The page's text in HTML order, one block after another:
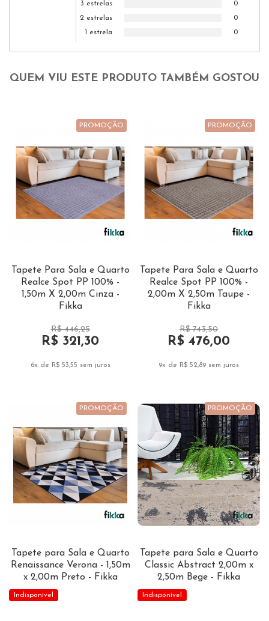
3 estrelas
0
2 estrelas
0
1 estrela
0
QUEM VIU ESTE PRODUTO TAMBÉM GOSTOU
PROMOÇÃO
Tapete Para Sala e Quarto
Realce Spot PP 100% -
1,50m X 2,00m Cinza -
Fikka
R$ 446,25
R$ 321,30
6x de R$ 53,55 sem juros
PROMOÇÃO
Tapete Para Sala e Quarto
Realce Spot PP 100% -
2,00m X 2,50m Taupe -
Fikka
R$ 743,50
R$ 476,00
9x de R$ 52,89 sem juros
PROMOÇÃO
Tapete para Sala e Quarto
Renaissance Verona - 1,50m
x 2,00m Preto - Fikka
Indisponível
PROMOÇÃO
Tapete para Sala e Quarto
Classic Abstract 2,00m x
2,50m Bege - Fikka
Indisponível